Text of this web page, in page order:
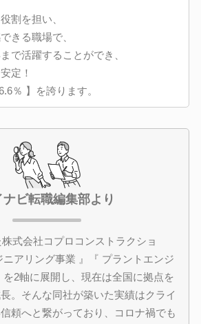
割を担い、
きる職場で、
で活躍することができ、
定！
％ 】を誇ります。
ナビ転職編集部より
式会社コプロコンストラクショ
ニアリング事業 』『 プラントエンジ
を2軸に展開し、現在は全国に拠点を
。そんな同社が築いた実績はクライ
頼へと繋がっており、コロナ禍でも